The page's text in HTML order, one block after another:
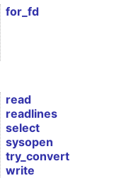
for_fd
read
readlines
select
sysopen
try_convert
write